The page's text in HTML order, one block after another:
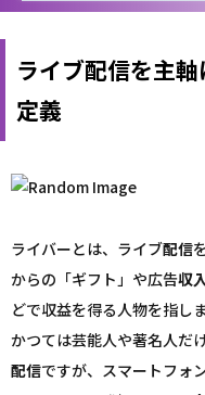
ライブ配信を主
定義
ライバーとは、ライブ配信
からの「ギフト」や広告収
どで収益を得る人物を指しま
かつては芸能人や著名人だ
配信ですが、スマートフォ